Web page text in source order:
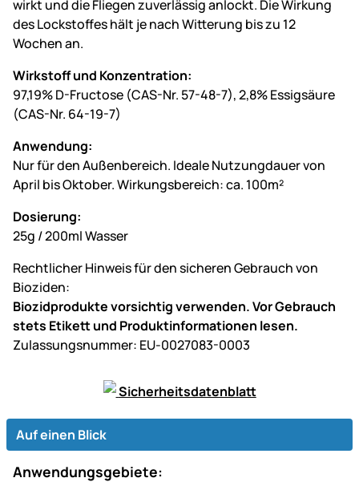
wirkt und die Fliegen zuverlässig anlockt. Die Wirkung
des Lockstoffes hält je nach Witterung bis zu 12
Wochen an.
Wirkstoff und Konzentration:
97,19% D-Fructose (CAS-Nr. 57-48-7), 2,8% Essigsäure
(CAS-Nr. 64-19-7)
Anwendung:
Nur für den Außenbereich. Ideale Nutzungdauer von
April bis Oktober. Wirkungsbereich: ca. 100m²
Dosierung:
25g / 200ml Wasser
Rechtlicher Hinweis für den sicheren Gebrauch von
Bioziden:
Biozidprodukte vorsichtig verwenden. Vor Gebrauch
stets Etikett und Produktinformationen lesen.
Zulassungsnummer: EU-0027083-0003
Sicherheitsdatenblatt
Auf einen Blick
Anwendungsgebiete: